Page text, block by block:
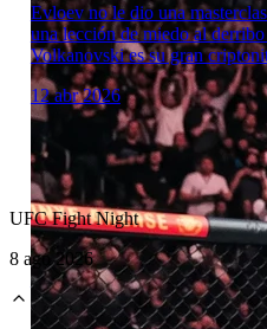
Laboratorio Técnico
Evloev no le dio una
una lección de miedo al
Volkanovski es su gran
12 abr 2026
UFC Fight Night
8 ago 2026